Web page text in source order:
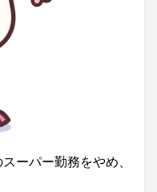
ーパー勤務をやめ、